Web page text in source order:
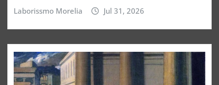
Laborissmo Morelia Jul 31, 2026